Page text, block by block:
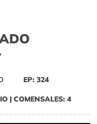
EP: 324
| COMENSALES: 4